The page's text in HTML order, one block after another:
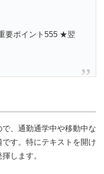
要ポイント555 ★翌
、通勤通学中や移動中な
す。特にテキストを開け
します。